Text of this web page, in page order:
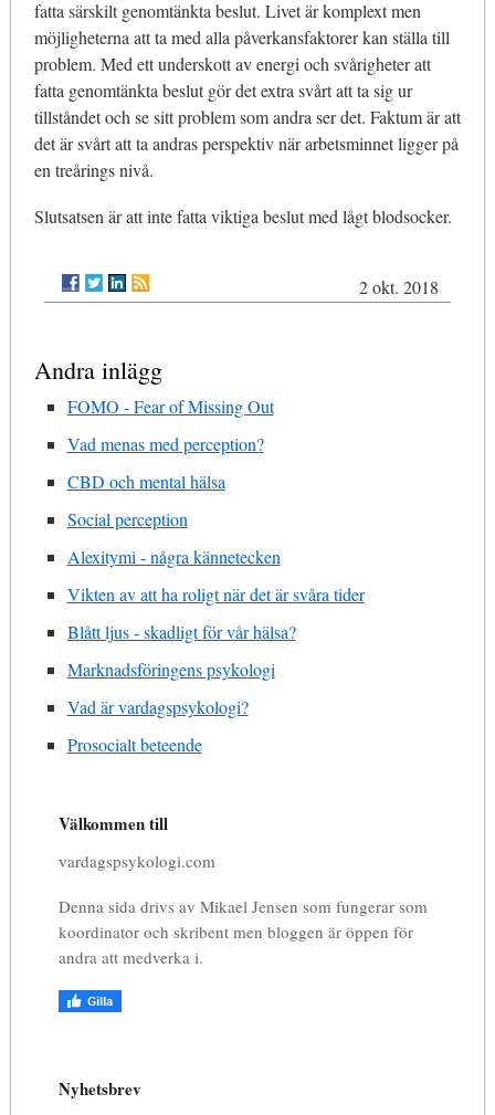
fatta särskilt genomtänkta beslut. Livet är komplext men
möjligheterna att ta med alla påverkansfaktorer kan ställa till
problem. Med ett underskott av energi och svårigheter att
fatta genomtänkta beslut gör det extra svårt att ta sig ur
tillståndet och se sitt problem som andra ser det. Faktum är att
det är svårt att ta andras perspektiv när arbetsminnet ligger på
en treårings nivå.
Slutsatsen är att inte fatta viktiga beslut med lågt blodsocker.
2 okt. 2018
Andra inlägg
FOMO - Fear of Missing Out
Vad menas med perception?
CBD och mental hälsa
Social perception
Alexitymi - några kännetecken
Vikten av att ha roligt när det är svåra tider
Blått ljus - skadligt för vår hälsa?
Marknadsföringens psykologi
Vad är vardagspsykologi?
Prosocialt beteende
Välkommen till
vardagspsykologi.com
Denna sida drivs av Mikael Jensen som fungerar som
koordinator och skribent men bloggen är öppen för
andra att medverka i.
Nyhetsbrev